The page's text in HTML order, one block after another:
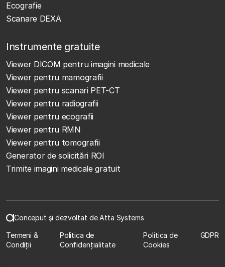
Ecografie
Scanare DEXA
Instrumente gratuite
Viewer DICOM pentru imagini medicale
Viewer pentru mamografii
Viewer pentru scanari PET-CT
Viewer pentru radiografii
Viewer pentru ecografii
Viewer pentru RMN
Viewer pentru tomografii
Generator de solicitări ROI
Trimite imagini medicale gratuit
Conceput și dezvoltat de Atta Systems
Termeni &
Condiții
Politica de
Confidențialitate
Politica de
Cookies
GDPR